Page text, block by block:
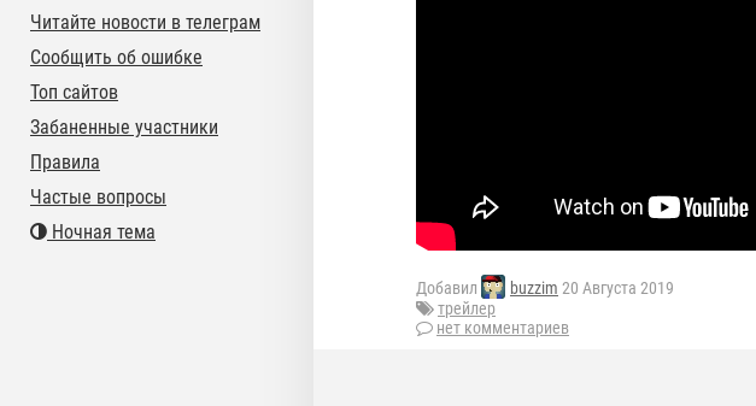
Добавил buzzim 20 Августа 2019
трейлер
нет комментариев
Читайте новости в телеграм
Сообщить об ошибке
Топ сайтов
Забаненные участники
Правила
Частые вопросы
Ночная тема